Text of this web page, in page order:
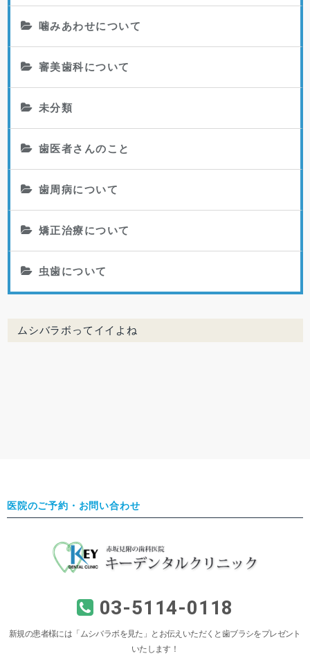
噛みあわせについて
審美歯科について
未分類
歯医者さんのこと
歯周病について
矯正治療について
虫歯について
ムシバラボってイイよね
医院のご予約・お問い合わせ
03-5114-0118
新規の患者様には「ムシバラボを見た」とお伝えいただくと歯ブラシをプレゼント
いたします！